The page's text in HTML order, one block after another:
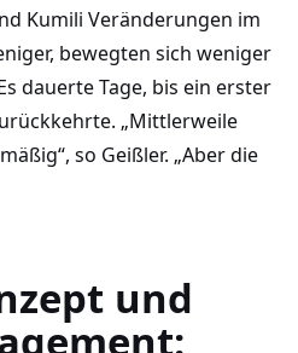
Kumili Veränderungen im
bewegten sich weniger
dauerte Tage, bis ein erster
„Mittlerweile
so Geißler. „Aber die
und